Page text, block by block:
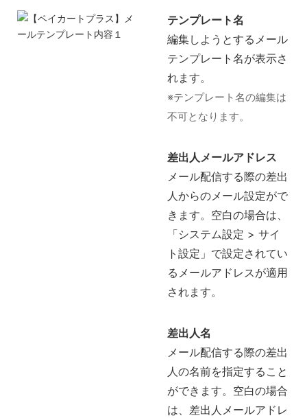
テンプレート名
編集しようとするメール
テンプレート名が表示さ
れます。
※テンプレート名の編集は
不可となります。
差出人メールアドレス
メール配信する際の差出
人からのメール設定がで
きます。空白の場合は、
「システム設定 > サイ
ト設定」で設定されてい
るメールアドレスが適用
されます。
差出人名
メール配信する際の差出
人の名前を指定すること
ができます。空白の場合
は、差出人メールアドレ